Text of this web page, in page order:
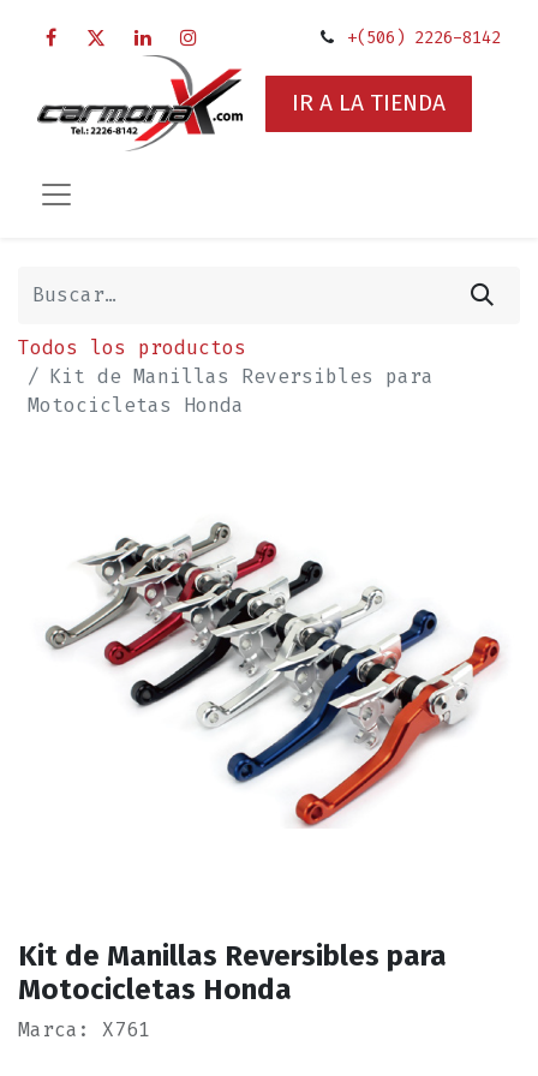
+(506) 2226-8142
IR A LA TIENDA
Todos los productos
Kit de Manillas Reversibles para
Motocicletas Honda
Kit de Manillas Reversibles para
Motocicletas Honda
Marca: X761